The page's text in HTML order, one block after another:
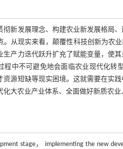
彻新发展理念、构建农业新发展格局
。从现实来看，颠覆性科技创新为农
生产力迭代跃升扩充了赋能变量，使
程中不可避免地会面临农业现代化转
资源短缺等现实困境。这就需要在实
化大农业产业体系、全面做好新质农
stage， implementing the new